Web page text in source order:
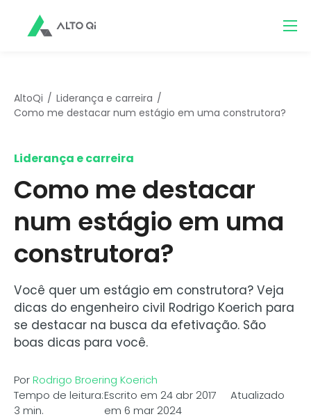
AltoQi
Liderança e carreira
Como me destacar num estágio em uma construtora?
Liderança e carreira
Como me destacar
num estágio em uma
construtora?
Você quer um estágio em construtora? Veja
dicas do engenheiro civil Rodrigo Koerich para
se destacar na busca da efetivação. São
boas dicas para você.
PorRodrigo Broering Koerich
Tempo de leitura:
3 min.
Escrito em 24 abr 2017 Atualizado
em 6 mar 2024